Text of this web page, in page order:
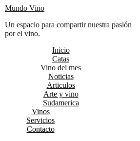
Mundo Vino
Un espacio para compartir nuestra pasión
por el vino.
Inicio
Catas
Vino del mes
Noticias
Articulos
Arte y vino
Sudamerica
Vinos
Servicios
Contacto